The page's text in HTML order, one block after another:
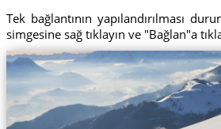
Tek bağlantının yapılandırılması
simgesine sağ tıklayın ve "Bağlan"a